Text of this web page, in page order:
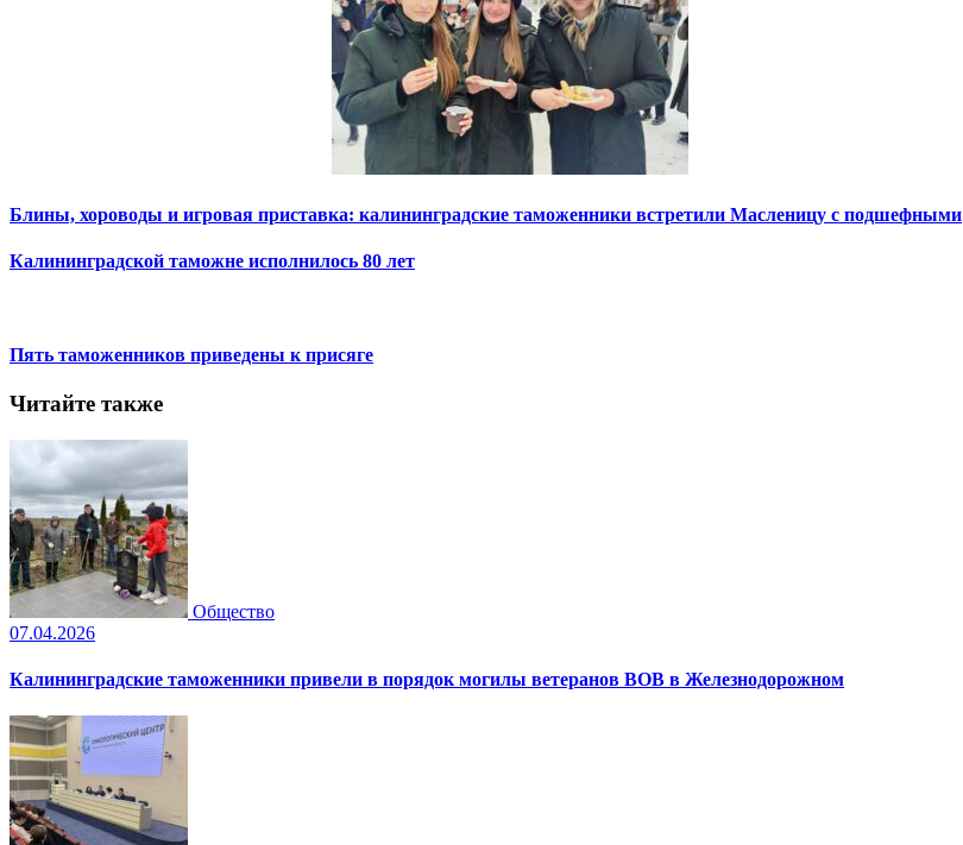
Блины, хороводы и игровая приставка: калининградские таможенники встретили Масленицу с подшефными
Калининградской таможне исполнилось 80 лет
Пять таможенников приведены к присяге
Читайте также
Общество
07.04.2026
Калининградские таможенники привели в порядок могилы ветеранов ВОВ в Железнодорожном